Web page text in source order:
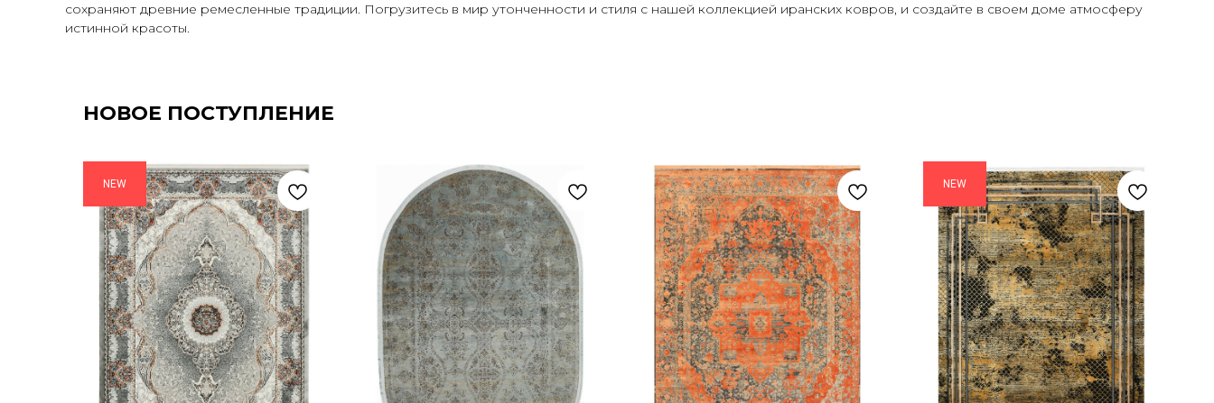
сохраняют древние ремесленные традиции. Погрузитесь в мир утонченности и стиля с нашей коллекцией иранских ковров, и создайте в своем доме атмосферу
истинной красоты.
НОВОЕ ПОСТУПЛЕНИЕ
NEW NEW